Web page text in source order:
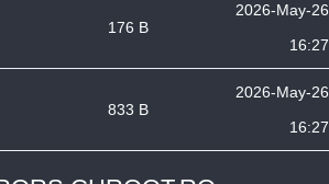
176 B
2026-May-26
16:27
833 B
2026-May-26
16:27